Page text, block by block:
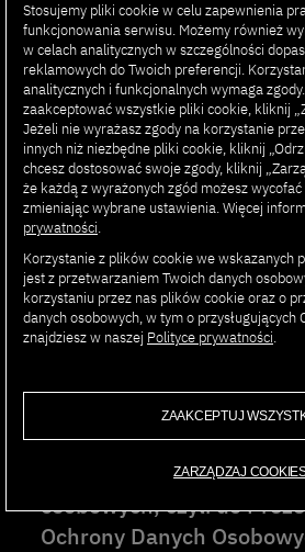
– dostępu do treści
tym uzyskania kopii
– sprostowania lub
osobowych,
– usunięcia danych
– ograniczenia
osobowych,
– do wyrażenia sprzeciwu
przetwarzania danych
W przypadku uznania, iż
przez PJATK danych
dotyczą przysługuje
skargi do organu
zajmującego się ochroną
osobowych, czyli do
Ochrony Danych
Stosujemy pliki cookie w celu zapewnienia
funkcjonowania serwisu. Możemy również
w celach analitycznych w szczególności
reklamowych do Twoich preferencji.
analitycznych i funkcjonalnych wymaga
zaakceptować wszystkie pliki cookie, kliknij
Jeżeli nie wyrażasz zgody na korzystanie
innych niż niezbędne pliki cookie, kliknij
chcesz dostosować swoje zgody, kliknij
że każdą z wyrażonych zgód możesz
zmieniając wybrane ustawienia. Więcej
prywatności.
Korzystanie z plików cookie we wskazanych
jest z przetwarzaniem Twoich danych
korzystaniu przez nas plików cookie oraz o
danych osobowych, w tym o przysługujących
znajdziesz w naszej Polityce prywatności.
ZAAKCEPTUJ
ZARZĄDZAJ